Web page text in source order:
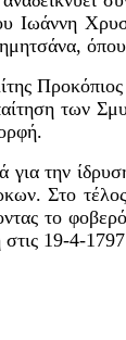
Ιωάννη
Προκόπιος
των
για την
Στο
το
19-4-17